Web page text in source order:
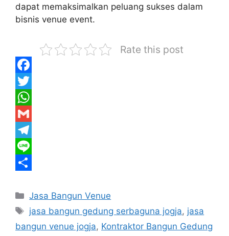
dapat memaksimalkan peluang sukses dalam
bisnis venue event.
Rate this post
F
a
c
e
b
o
k
T
w
t
r
W
h
a
A
p
p
G
m
a
l
T
e
e
g
r
L
n
e
h
a
r
Kategori
Jasa Bangun Venue
Tag
jasa bangun gedung serbaguna jogja, jasa
bangun venue jogja, Kontraktor Bangun Gedung